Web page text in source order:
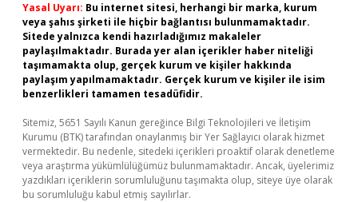
Yasal Uyarı: Bu internet sitesi, herhangi bir marka, kurum
veya şahıs şirketi ile hiçbir bağlantısı bulunmamaktadır.
Sitede yalnızca kendi hazırladığımız makaleler
paylaşılmaktadır. Burada yer alan içerikler haber niteliği
taşımamakta olup, gerçek kurum ve kişiler hakkında
paylaşım yapılmamaktadır. Gerçek kurum ve kişiler ile isim
benzerlikleri tamamen tesadüfidir.
Sitemiz, 5651 Sayılı Kanun gereğince Bilgi Teknolojileri ve İletişim
Kurumu (BTK) tarafından onaylanmış bir Yer Sağlayıcı olarak hizmet
vermektedir. Bu nedenle, sitedeki içerikleri proaktif olarak denetleme
veya araştırma yükümlülüğümüz bulunmamaktadır. Ancak, üyelerimiz
yazdıkları içeriklerin sorumluluğunu taşımakta olup, siteye üye olarak
bu sorumluluğu kabul etmiş sayılırlar.